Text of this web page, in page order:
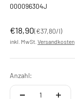
000096304J
Angebot
€18,90(€37,80/l)
inkl. MwSt. Versandkosten
Anzahl: